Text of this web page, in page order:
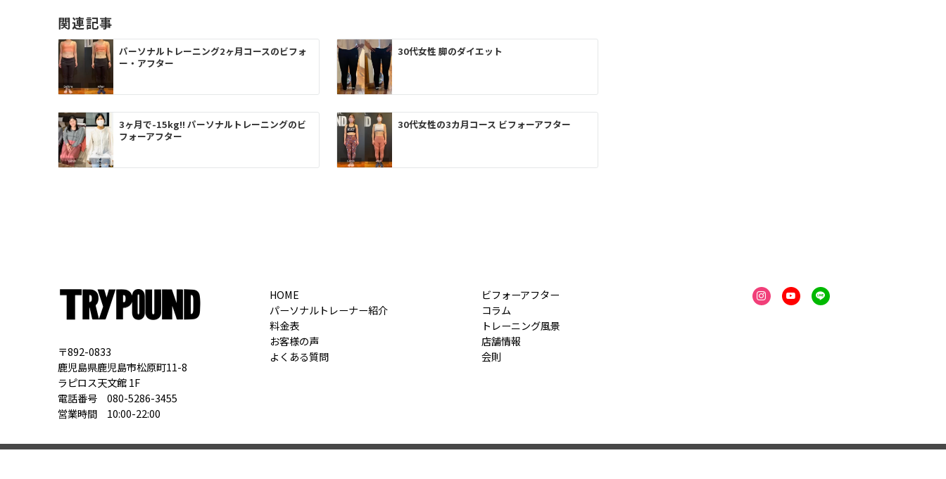
関連記事
パーソナルトレーニング2ヶ月コースのビフォ
ー・アフター
30代女性 脚のダイエット
3ヶ月で-15kg!! パーソナルトレーニングのビ
フォーアフター
30代女性の3カ月コース ビフォーアフター
〒892-0833
鹿児島県鹿児島市松原町11-8
ラピロス天文館 1F
電話番号 080-5286-3455
営業時間 10:00-22:00
HOME
パーソナルトレーナー紹介
料金表
お客様の声
よくある質問
ビフォーアフター
コラム
トレーニング風景
店舗情報
会則